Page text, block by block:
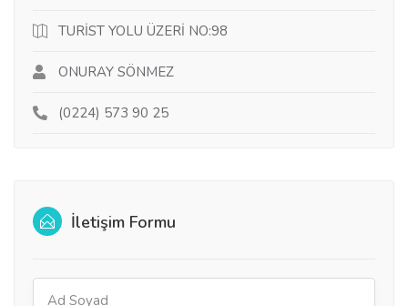
TURİST YOLU ÜZERİ NO:98
ONURAY SÖNMEZ
(0224) 573 90 25
İletişim Formu